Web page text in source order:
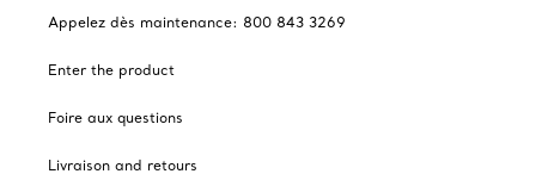
Appelez dès maintenance: 800 843 3269
Enter the product
Foire aux questions
Livraison and retours